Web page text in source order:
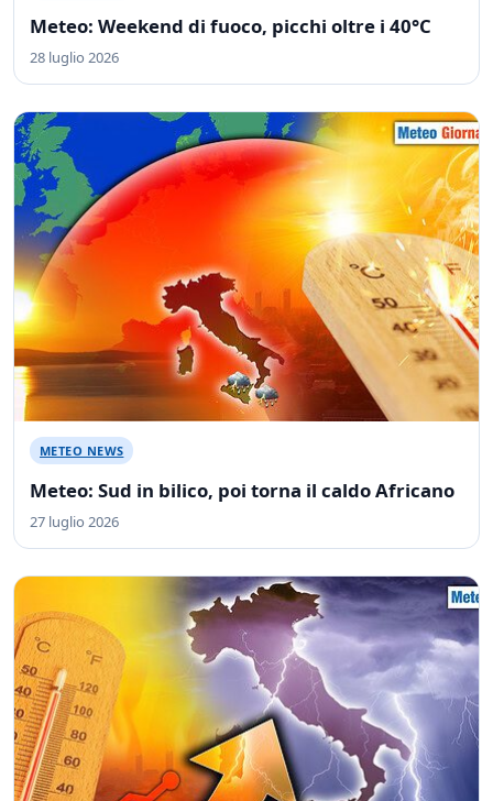
Meteo: Weekend di fuoco, picchi oltre i 40°C
28 luglio 2026
METEO NEWS
Meteo: Sud in bilico, poi torna il caldo Africano
27 luglio 2026